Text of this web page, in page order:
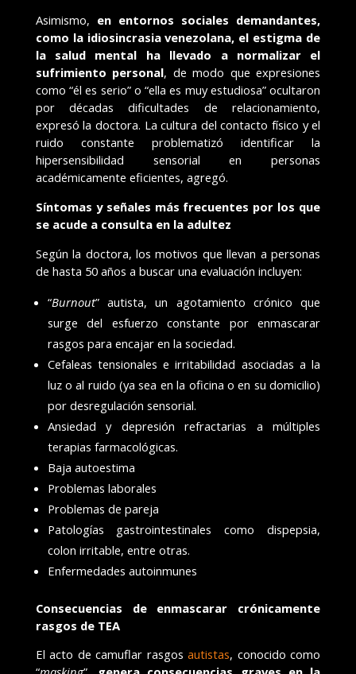
Asimismo, en entornos sociales demandantes,
como la idiosincrasia venezolana, el estigma de
la salud mental ha llevado a normalizar el
sufrimiento personal, de modo que expresiones
como “él es serio” o “ella es muy estudiosa” ocultaron
por décadas dificultades de relacionamiento,
expresó la doctora. La cultura del contacto físico y el
ruido constante problematizó identificar la
hipersensibilidad sensorial en personas
académicamente eficientes, agregó.
Síntomas y señales más frecuentes por los que
se acude a consulta en la adultez
Según la doctora, los motivos que llevan a personas
de hasta 50 años a buscar una evaluación incluyen:
“Burnout” autista, un agotamiento crónico que
surge del esfuerzo constante por enmascarar
rasgos para encajar en la sociedad.
Cefaleas tensionales e irritabilidad asociadas a la
luz o al ruido (ya sea en la oficina o en su domicilio)
por desregulación sensorial.
Ansiedad y depresión refractarias a múltiples
terapias farmacológicas.
Baja autoestima
Problemas laborales
Problemas de pareja
Patologías gastrointestinales como dispepsia,
colon irritable, entre otras.
Enfermedades autoinmunes
Consecuencias de enmascarar crónicamente
rasgos de TEA
El acto de camuflar rasgosautistas, conocido como